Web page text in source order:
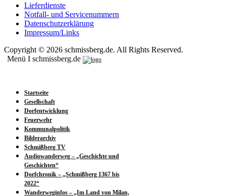
Lieferdienste
Notfall- und Servicenummern
Datenschutzerklärung
Impressum/Links
Copyright © 2026 schmissberg.de. All Rights Reserved.
Menü I schmissberg.de
Startseite
Gesellschaft
Dorfentwicklung
Feuerwehr
Kommunalpolitik
Bilderarchiv
Schmißberg TV
Audiowanderweg – „Geschichte und
Geschichten“
Dorfchronik – „Schmißberg 1367 bis
2022“
Wanderweginfos – „Im Land von Milan,